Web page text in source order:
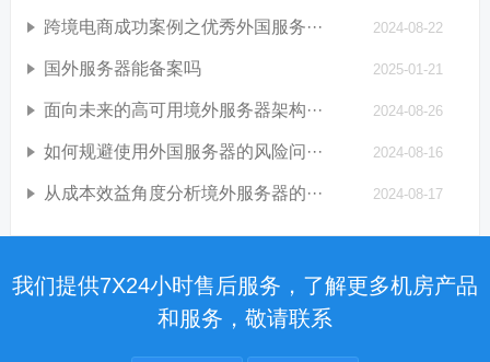
跨境电商成功案例之优秀外国服务··· 2024-08-22
国外服务器能备案吗 2025-01-21
面向未来的高可用境外服务器架构··· 2024-08-26
如何规避使用外国服务器的风险问··· 2024-08-16
从成本效益角度分析境外服务器的··· 2024-08-17
我们提供7X24小时售后服务，了解更多机房产品
和服务，敬请联系